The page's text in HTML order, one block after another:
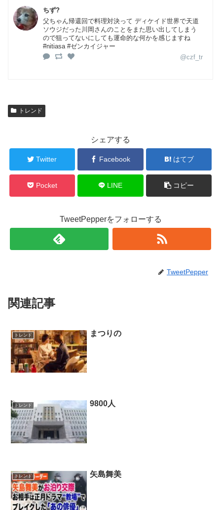
ちず?
父ちゃん帰還回で料理対決って ディケイド世界で天道
ソウジだった川岡さんのことをまた思い出してしまう
ので狙ってないにしても運命的な何かを感じますね
#nitiasa #ゼンカイジャー
@czf_tr
トレンド
シェアする
Twitter Facebook はてブ
Pocket LINE コピー
TweetPepperをフォローする
TweetPepper
関連記事
トレンド まつりの
トレンド 9800人
トレンド 矢島舞美